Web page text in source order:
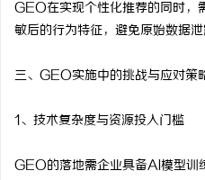
GEO在实现个性化推荐的同时，
敏后的行为特征，避免原始数据
三、GEO实施中的挑战与应对策
1、技术复杂度与资源投入门槛
GEO的落地需企业具备AI模型训